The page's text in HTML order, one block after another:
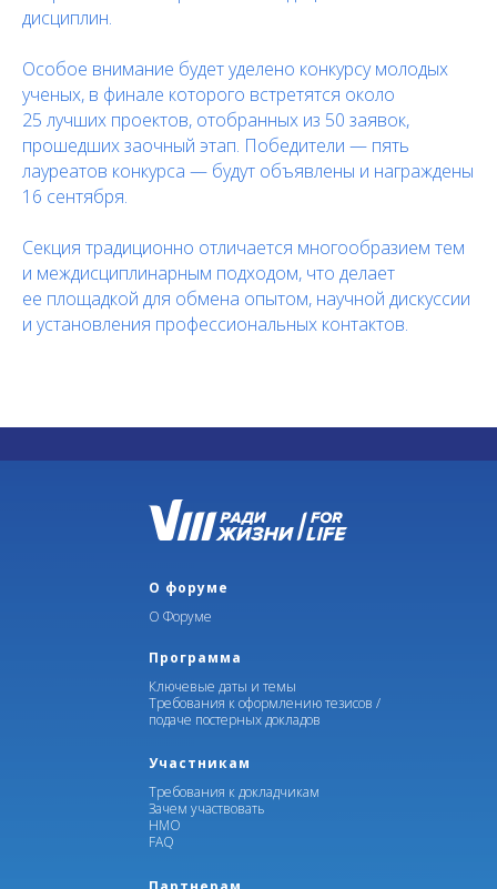
дисциплин.
Особое внимание будет уделено конкурсу молодых
ученых, в финале которого встретятся около
25 лучших проектов, отобранных из 50 заявок,
прошедших заочный этап. Победители — пять
лауреатов конкурса — будут объявлены и награждены
16 сентября.
Секция традиционно отличается многообразием тем
и междисциплинарным подходом, что делает
ее площадкой для обмена опытом, научной дискуссии
и установления профессиональных контактов.
О форуме
О Форуме
Программа
Ключевые даты и темы
Требования к оформлению тезисов /
подаче постерных докладов
Участникам
Требования к докладчикам
Зачем участвовать
НМО
FAQ